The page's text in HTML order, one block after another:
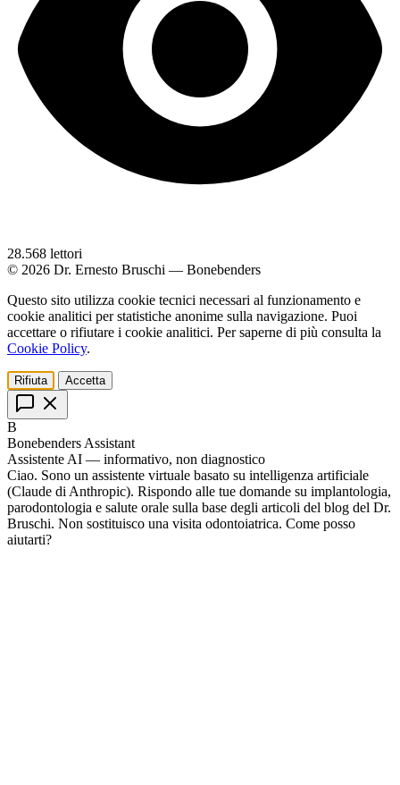
28.568 lettori
© 2026 Dr. Ernesto Bruschi — Bonebenders
Questo sito utilizza cookie tecnici necessari al funzionamento e
cookie analitici per statistiche anonime sulla navigazione. Puoi
accettare o rifiutare i cookie analitici. Per saperne di più consulta la
Cookie Policy.
Rifiuta Accetta
B
Bonebenders Assistant
Assistente AI — informativo, non diagnostico
Ciao. Sono un assistente virtuale basato su intelligenza artificiale
(Claude di Anthropic). Rispondo alle tue domande su implantologia,
parodontologia e salute orale sulla base degli articoli del blog del Dr.
Bruschi. Non sostituisco una visita odontoiatrica. Come posso
aiutarti?